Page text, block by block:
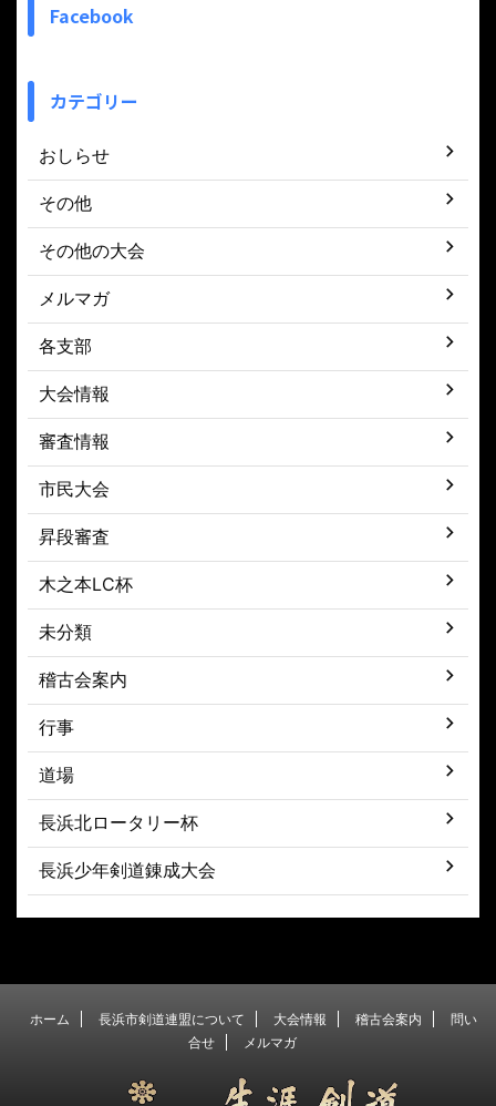
Facebook
カテゴリー
おしらせ
その他
その他の大会
メルマガ
各支部
大会情報
審査情報
市民大会
昇段審査
木之本LC杯
未分類
稽古会案内
行事
道場
長浜北ロータリー杯
長浜少年剣道錬成大会
ホーム 長浜市剣道連盟について 大会情報 稽古会案内
問い
合せ
メルマガ